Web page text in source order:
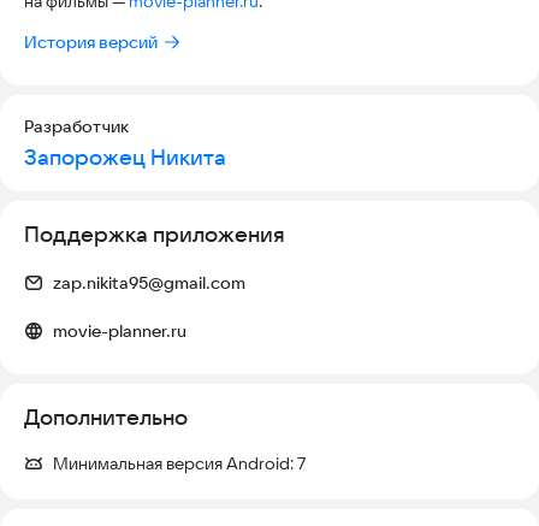
Установите Movie Planner, и никогда не теряйте интересные
фильмы — ведите базу удобно, в простом и понятном месте,
История версий
Разработчик
Запорожец Никита
Поддержка приложения
zap.nikita95@gmail.com
movie-planner.ru
Дополнительно
Минимальная версия Android:7